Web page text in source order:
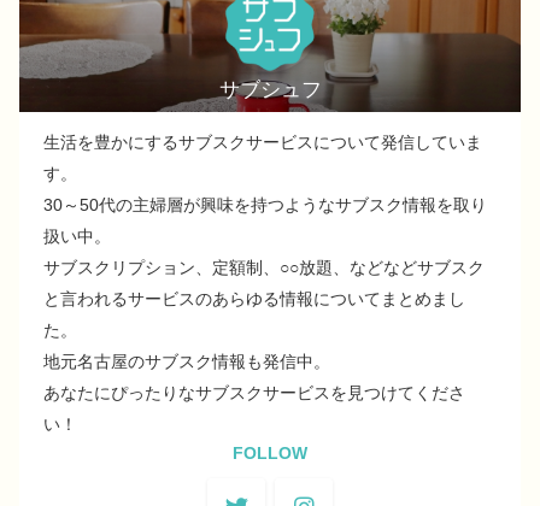
サブシュフ
生活を豊かにするサブスクサービスについて発信していま
す。
30～50代の主婦層が興味を持つようなサブスク情報を取り
扱い中。
サブスクリプション、定額制、○○放題、などなどサブスク
と言われるサービスのあらゆる情報についてまとめまし
た。
地元名古屋のサブスク情報も発信中。
あなたにぴったりなサブスクサービスを見つけてくださ
い！
FOLLOW